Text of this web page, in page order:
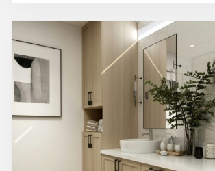
ー